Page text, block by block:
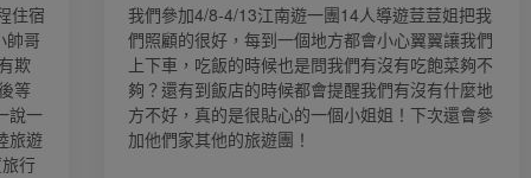
團14人導遊荳荳姐把我
地方都會小心翼翼讓我們
我們有沒有吃飽菜夠不
會提醒我們有沒有什麼地
個小姐姐！下次還會參
上次參加上海及杭州烏鎮的旅遊
再度選擇金廈旅行社，再度由業
排行程！ 張家界 「奇峰三千、秀
山岳地形聞名，也看到了阿凡達
具視覺震撼的感受👍 天門山 天門
矇的，也感受到霧看美景的索道